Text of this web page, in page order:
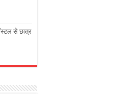
से छात्र